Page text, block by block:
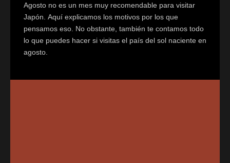
Agosto no es un mes muy recomendable para visitar
Japón. Aquí explicamos los motivos por los que
pensamos eso. No obstante, también te contamos todo
lo que puedes hacer si visitas el país del sol naciente en
agosto.